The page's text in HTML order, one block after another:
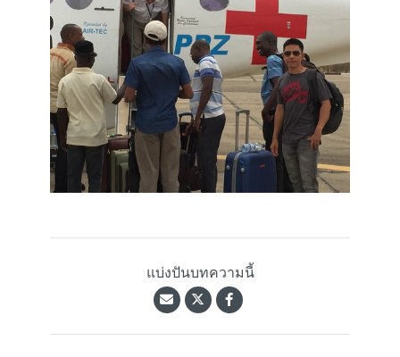
แบ่งปันบทความนี้